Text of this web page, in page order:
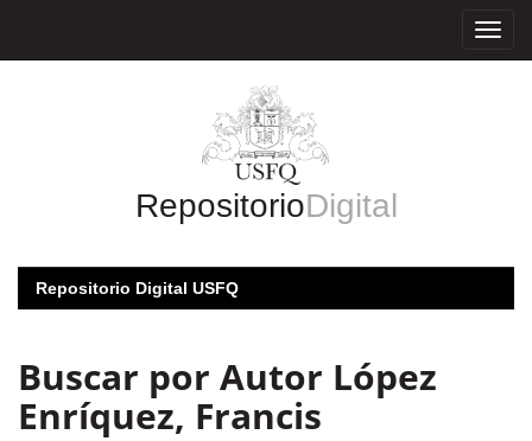
RepositorioDigital
Repositorio Digital USFQ
Buscar por Autor López
Enríquez, Francis